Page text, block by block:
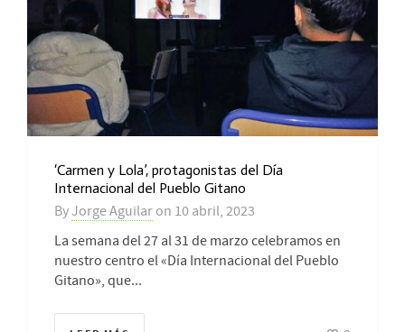
‘Carmen y Lola’, protagonistas del Día
Internacional del Pueblo Gitano
ByJorge Aguilar on 10 abril, 2023
La semana del 27 al 31 de marzo celebramos en
nuestro centro el «Día Internacional del Pueblo
Gitano», que...